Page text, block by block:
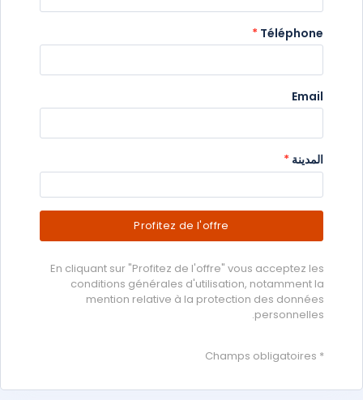
Téléphone
*
Email
المدينة *
Profitez de l'offre
En cliquant sur "Profitez de l'offre" vous acceptez les
conditions générales d'utilisation, notamment la
mention relative à la protection des données
personnelles.
* Champs obligatoires